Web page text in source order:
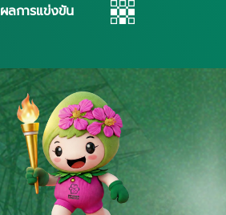
ผลการแข่งขัน